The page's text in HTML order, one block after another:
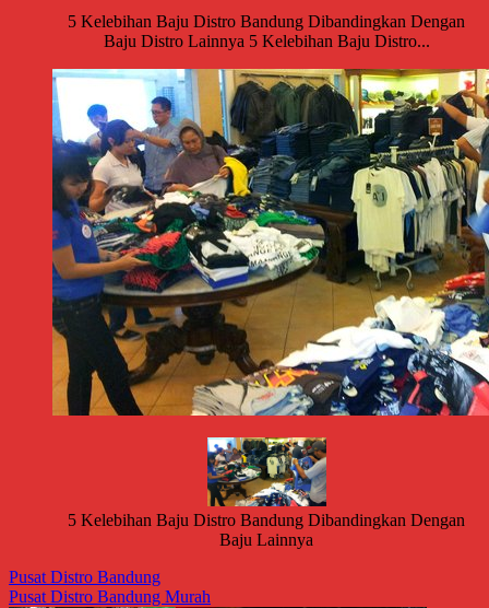
5 Kelebihan Baju Distro Bandung Dibandingkan Dengan
Baju Distro Lainnya 5 Kelebihan Baju Distro...
5 Kelebihan Baju Distro Bandung Dibandingkan Dengan
Baju Lainnya
Pusat Distro Bandung
Pusat Distro Bandung Murah